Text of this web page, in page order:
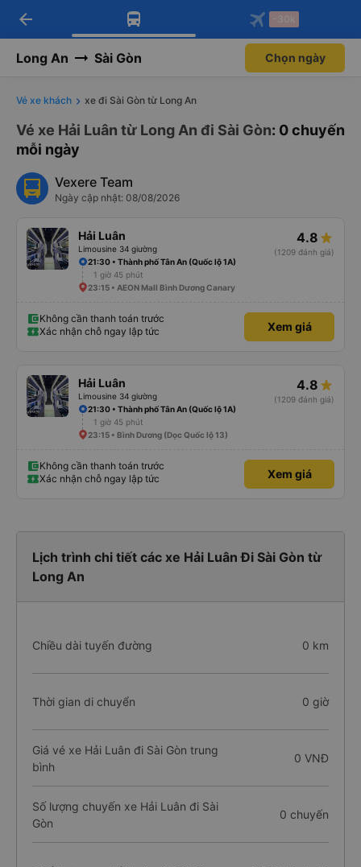
Tải app Vexere ngay!
Nhận ưu đãi thành viên độc
Mở app
Tải app Vexere
-30k/ghế khi đặt vé máy bay qua
Mở app
arrow_back -30k
Long An Sài Gòn Chọn ngày
Vé xe khách xe đi Sài Gòn từ Long An
Vé xe Hải Luân từ Long An đi Sài Gòn: 0 chuyến
mỗi ngày
Vexere Team
Ngày cập nhật: 08/08/2026
Hải Luân
Limousine 34 giường
4.8
(1209 đánh giá)
21:30 • Thành phố Tân An (Quốc lộ 1A)
1 giờ 45 phút
23:15 • AEON Mall Bình Dương Canary
Không cần thanh toán trước
Xác nhận chỗ ngay lập tức
Xem giá
Hải Luân
Limousine 34 giường
4.8
(1209 đánh giá)
21:30 • Thành phố Tân An (Quốc lộ 1A)
1 giờ 45 phút
23:15 • Bình Dương (Dọc Quốc lộ 13)
Không cần thanh toán trước
Xác nhận chỗ ngay lập tức
Xem giá
Lịch trình chi tiết các xe Hải Luân Đi Sài Gòn từ
Long An
Chiều dài tuyến đường 0 km
Thời gian di chuyển 0 giờ
Giá vé xe Hải Luân đi Sài Gòn trung
bình
0 VNĐ
Số lượng chuyến xe Hải Luân đi Sài
Gòn
0 chuyến